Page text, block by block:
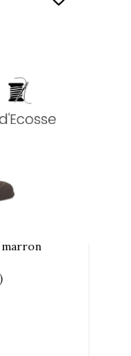
marron